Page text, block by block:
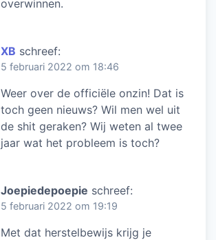
overwinnen.
XB schreef:
5 februari 2022 om 18:46
Weer over de officiële onzin! Dat is
toch geen nieuws? Wil men wel uit
de shit geraken? Wij weten al twee
jaar wat het probleem is toch?
Joepiedepoepie schreef:
5 februari 2022 om 19:19
Met dat herstelbewijs krijg je